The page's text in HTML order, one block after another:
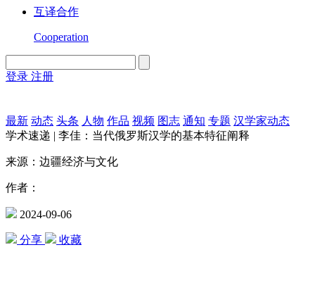
互译合作
Cooperation
登录 注册
最新 动态 头条 人物 作品 视频 图志 通知 专题 汉学家动态
学术速递 | 李佳：当代俄罗斯汉学的基本特征阐释
来源：边疆经济与文化
作者：
2024-09-06
分享 收藏